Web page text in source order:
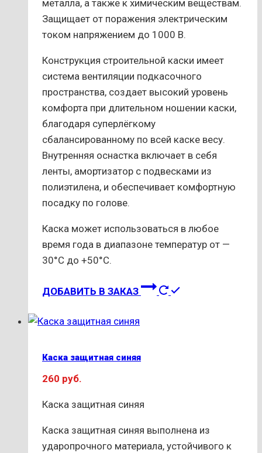
металла, а также к химическим веществам.
Защищает от поражения электрическим
током напряжением до 1000 В.
Конструкция строительной каски имеет
система вентиляции подкасочного
пространства, создает высокий уровень
комфорта при длительном ношении каски,
благодаря суперлёгкому
сбалансированному по всей каске весу.
Внутренняя оснастка включает в себя
ленты, амортизатор с подвесками из
полиэтилена, и обеспечивает комфортную
посадку по голове.
Каска может использоваться в любое
время года в диапазоне температур от —
30°С до +50°С.
ДОБАВИТЬ В ЗАКАЗ
Каска защитная синяя
260 руб.
Каска защитная синяя
Каска защитная синяя выполнена из
ударопрочного материала, устойчивого к